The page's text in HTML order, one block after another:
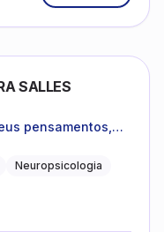
SALLES
pensamentos,
terapia
Neuropsicologia